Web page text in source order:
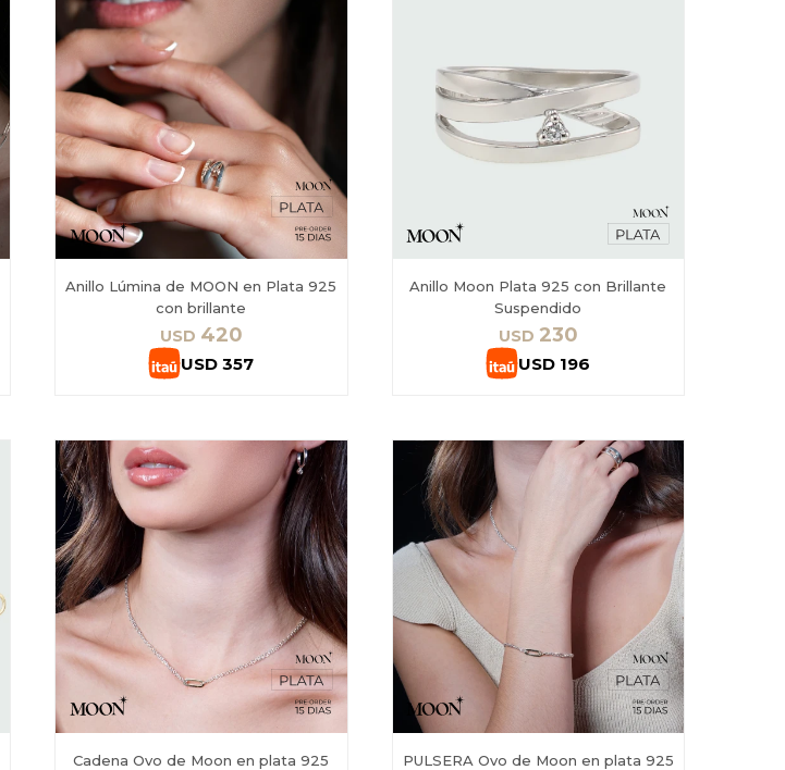
Anillo Lúmina de MOON en Plata 925
con brillante
USD 420
USD 357
Anillo Moon Plata 925 con Brillante
Suspendido
USD 230
USD 196
Cadena Ovo de Moon en plata 925
PULSERA Ovo de Moon en plata 925